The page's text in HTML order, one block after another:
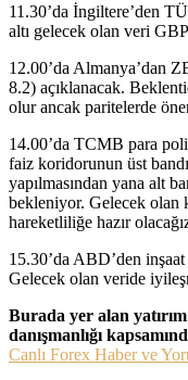
11.30’da İngiltere’den
altı gelecek olan veri
12.00’da Almanya’dan
8.2) açıklanacak.
olur ancak paritelerde
14.00’da TCMB para
faiz koridorunun üst
yapılmasından yana alt
bekleniyor. Gelecek olan
hareketliliğe hazır
15.30’da ABD’den
Gelecek olan veride
Burada yer alan
danışmanlığı
Canlı Forex Haber ve